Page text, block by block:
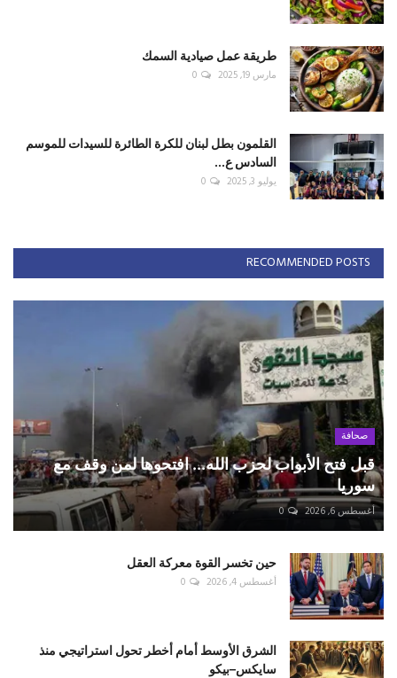
طريقة عمل صيادية السمك
مارس 19, 2025 0
القلمون بطل لبنان للكرة الطائرة للسيدات للموسم
السادس ع...
يوليو 3, 2025 0
RECOMMENDED POSTS
صحافة
قبل فتح الأبواب لحزب الله... افتحوها لمن وقف مع
سوريا
أغسطس 6, 2026 0
حين تخسر القوة معركة العقل
أغسطس 4, 2026 0
الشرق الأوسط أمام أخطر تحول استراتيجي منذ
سايكس–بيكو